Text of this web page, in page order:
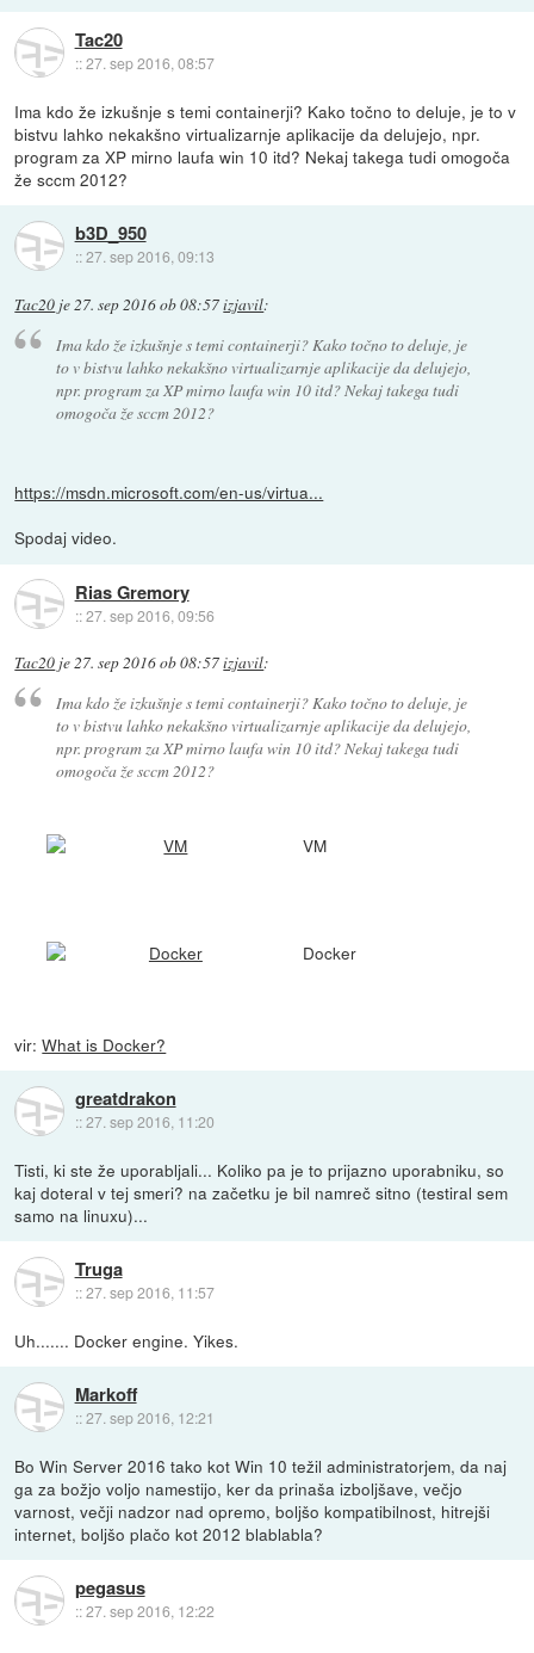
Tac20
::27. sep 2016, 08:57
Ima kdo že izkušnje s temi containerji? Kako točno to deluje, je to v
bistvu lahko nekakšno virtualizarnje aplikacije da delujejo, npr.
program za XP mirno laufa win 10 itd? Nekaj takega tudi omogoča
že sccm 2012?
b3D_950
::27. sep 2016, 09:13
Tac20 je27. sep 2016 ob 08:57izjavil:
Ima kdo že izkušnje s temi containerji? Kako točno to deluje, je
to v bistvu lahko nekakšno virtualizarnje aplikacije da delujejo,
npr. program za XP mirno laufa win 10 itd? Nekaj takega tudi
omogoča že sccm 2012?
https://msdn.microsoft.com/en-us/virtua...
Spodaj video.
Rias Gremory
::27. sep 2016, 09:56
Tac20 je27. sep 2016 ob 08:57izjavil:
Ima kdo že izkušnje s temi containerji? Kako točno to deluje, je
to v bistvu lahko nekakšno virtualizarnje aplikacije da delujejo,
npr. program za XP mirno laufa win 10 itd? Nekaj takega tudi
omogoča že sccm 2012?
VM
Docker
vir:What is Docker?
greatdrakon
::27. sep 2016, 11:20
Tisti, ki ste že uporabljali... Koliko pa je to prijazno uporabniku, so
kaj doteral v tej smeri? na začetku je bil namreč sitno (testiral sem
samo na linuxu)...
Truga
::27. sep 2016, 11:57
Uh....... Docker engine. Yikes.
Markoff
::27. sep 2016, 12:21
Bo Win Server 2016 tako kot Win 10 težil administratorjem, da naj
ga za božjo voljo namestijo, ker da prinaša izboljšave, večjo
varnost, večji nadzor nad opremo, boljšo kompatibilnost, hitrejši
internet, boljšo plačo kot 2012 blablabla?
pegasus
::27. sep 2016, 12:22